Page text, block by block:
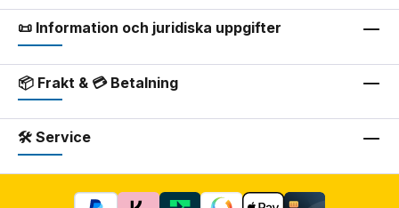
📜 Information och juridiska uppgifter
📦 Frakt & 💳 Betalning
🛠 Service